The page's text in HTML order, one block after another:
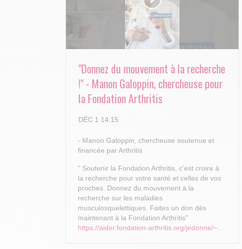
"Donnez du mouvement à la recherche
!" - Manon Galoppin, chercheuse pour
la Fondation Arthritis
DÉC 1 14:15
- Manon Galoppin, chercheuse soutenue et
financée par Arthritis
" Soutenir la Fondation Arthritis, c'est croire à
la recherche pour votre santé et celles de vos
proches. Donnez du mouvement à la
recherche sur les maladies
musculosquelettiques. Faites un don dès
maintenant à la Fondation Arthritis"
https://aider.fondation-arthritis.org/jedonne/~...